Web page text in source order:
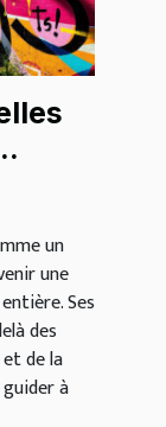
un
une
Ses
des
de la
à